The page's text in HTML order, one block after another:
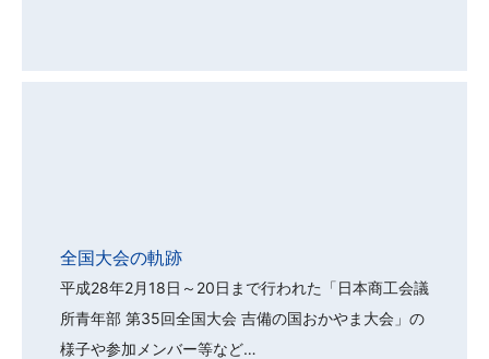
全国大会の軌跡
平成28年2月18日～20日まで行われた「日本商工会議
所青年部 第35回全国大会 吉備の国おかやま大会」の
様子や参加メンバー等など…